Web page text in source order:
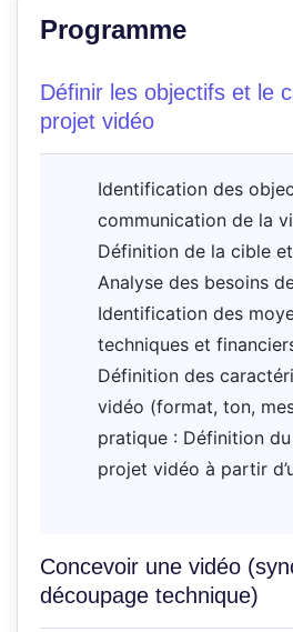
Programme
Définir les objectifs et le
projet vidéo
Identification des
communication de la
Définition de la cible
Analyse des besoins
Identification des
techniques et
Définition des
vidéo (format, ton,
pratique : Définition du
projet vidéo à partir
Concevoir une vidéo
découpage technique)